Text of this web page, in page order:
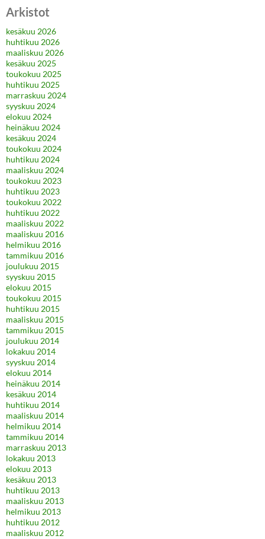
Arkistot
kesäkuu 2026
huhtikuu 2026
maaliskuu 2026
kesäkuu 2025
toukokuu 2025
huhtikuu 2025
marraskuu 2024
syyskuu 2024
elokuu 2024
heinäkuu 2024
kesäkuu 2024
toukokuu 2024
huhtikuu 2024
maaliskuu 2024
toukokuu 2023
huhtikuu 2023
toukokuu 2022
huhtikuu 2022
maaliskuu 2022
maaliskuu 2016
helmikuu 2016
tammikuu 2016
joulukuu 2015
syyskuu 2015
elokuu 2015
toukokuu 2015
huhtikuu 2015
maaliskuu 2015
tammikuu 2015
joulukuu 2014
lokakuu 2014
syyskuu 2014
elokuu 2014
heinäkuu 2014
kesäkuu 2014
huhtikuu 2014
maaliskuu 2014
helmikuu 2014
tammikuu 2014
marraskuu 2013
lokakuu 2013
elokuu 2013
kesäkuu 2013
huhtikuu 2013
maaliskuu 2013
helmikuu 2013
huhtikuu 2012
maaliskuu 2012